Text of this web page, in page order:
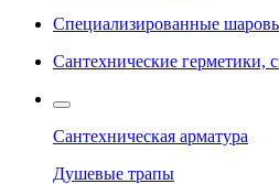
Специализированные
Сантехнические герметики,
Сантехническая арматура
Душевые трапы